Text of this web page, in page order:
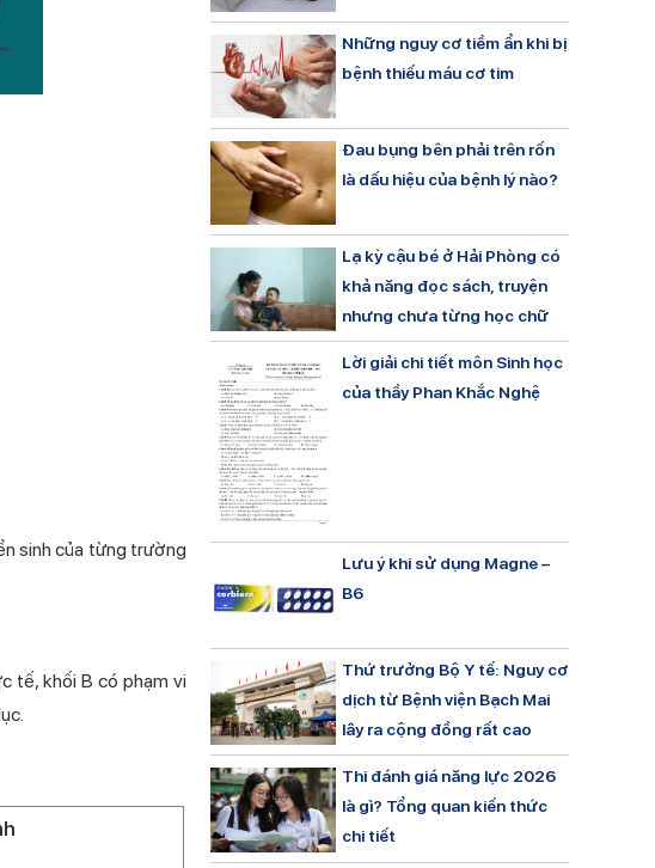
sinh của từng trường
tế, khối B có phạm vi
Những nguy cơ tiềm ẩn khi bị
bệnh thiếu máu cơ tim
Đau bụng bên phải trên rốn
là dấu hiệu của bệnh lý nào?
Lạ kỳ cậu bé ở Hải Phòng có
khả năng đọc sách, truyện
nhưng chưa từng học chữ
Lời giải chi tiết môn Sinh học
của thầy Phan Khắc Nghệ
Lưu ý khi sử dụng Magne –
B6
Thứ trưởng Bộ Y tế: Nguy cơ
dịch từ Bệnh viện Bạch Mai
lây ra cộng đồng rất cao
Thi đánh giá năng lực 2026
là gì? Tổng quan kiến thức
chi tiết